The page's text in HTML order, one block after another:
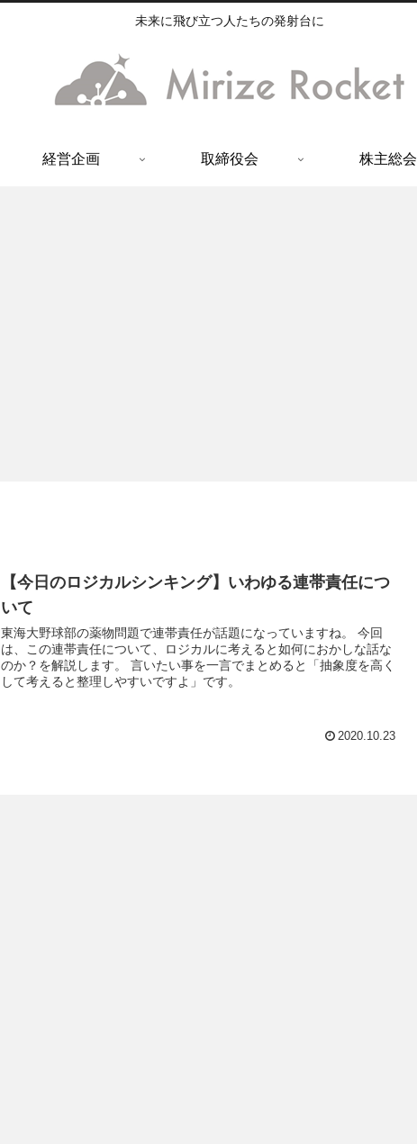
未来に飛び立つ人たちの発射台に
経営企画 取締役会 株主総会
【今日のロジカルシンキング】いわゆる連帯責任につ
いて
東海大野球部の薬物問題で連帯責任が話題になっていますね。 今回
は、この連帯責任について、ロジカルに考えると如何におかしな話な
のか？を解説します。 言いたい事を一言でまとめると「抽象度を高く
して考えると整理しやすいですよ」です。
2020.10.23